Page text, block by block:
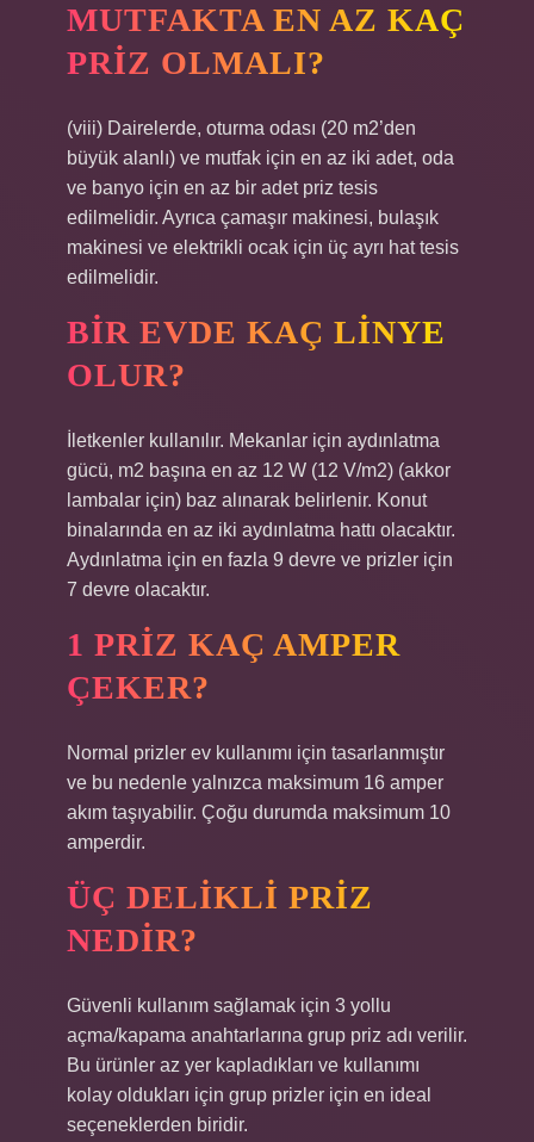
MUTFAKTA EN AZ KAÇ
PRIZ OLMALI?
(viii) Dairelerde, oturma odası (20 m2’den
büyük alanlı) ve mutfak için en az iki adet, oda
ve banyo için en az bir adet priz tesis
edilmelidir. Ayrıca çamaşır makinesi, bulaşık
makinesi ve elektrikli ocak için üç ayrı hat tesis
edilmelidir.
BIR EVDE KAÇ LINYE
OLUR?
İletkenler kullanılır. Mekanlar için aydınlatma
gücü, m2 başına en az 12 W (12 V/m2) (akkor
lambalar için) baz alınarak belirlenir. Konut
binalarında en az iki aydınlatma hattı olacaktır.
Aydınlatma için en fazla 9 devre ve prizler için
7 devre olacaktır.
1 PRIZ KAÇ AMPER
ÇEKER?
Normal prizler ev kullanımı için tasarlanmıştır
ve bu nedenle yalnızca maksimum 16 amper
akım taşıyabilir. Çoğu durumda maksimum 10
amperdir.
ÜÇ DELIKLI PRIZ
NEDIR?
Güvenli kullanım sağlamak için 3 yollu
açma/kapama anahtarlarına grup priz adı verilir.
Bu ürünler az yer kapladıkları ve kullanımı
kolay oldukları için grup prizler için en ideal
seçeneklerden biridir.